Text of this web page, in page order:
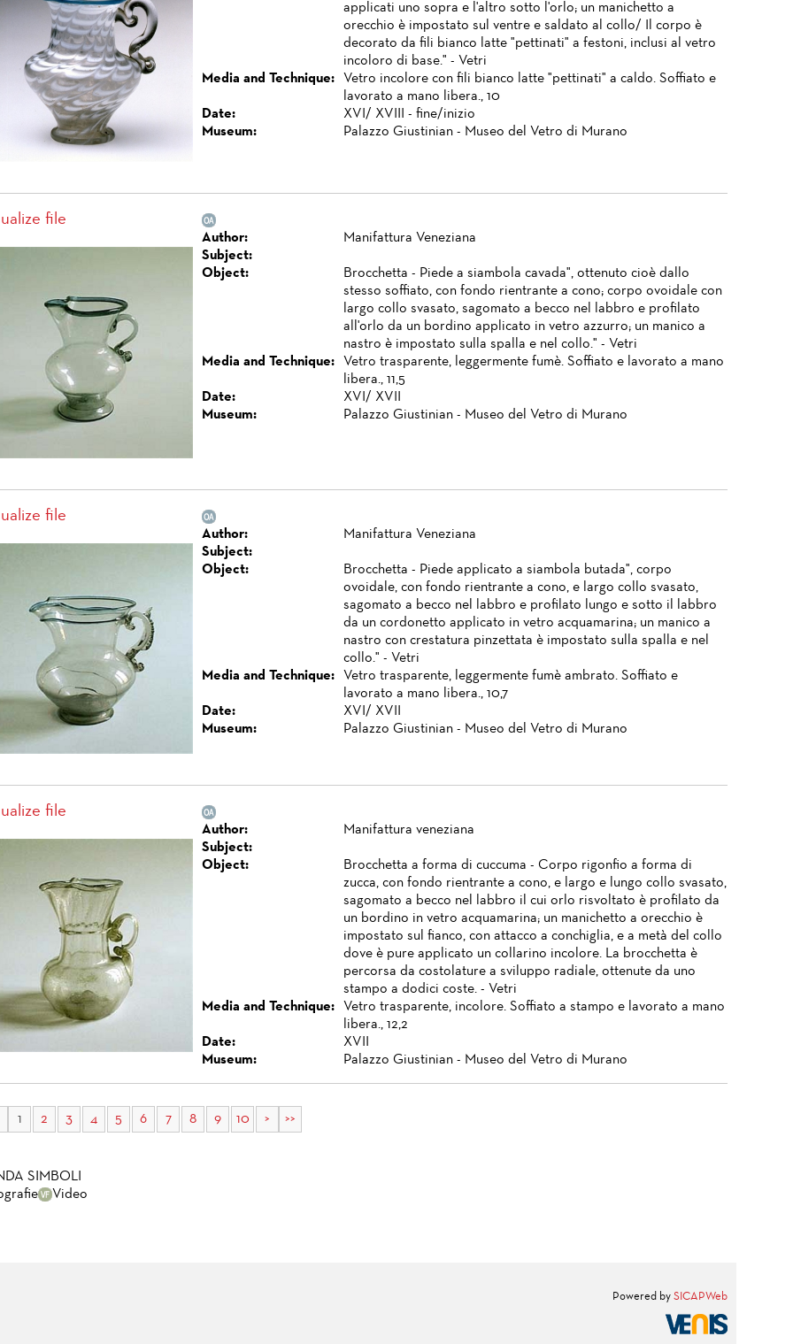
applicati uno sopra e l'altro sotto l'orlo; un manichetto a
orecchio è impostato sul ventre e saldato al collo/ Il corpo è
decorato da fili bianco latte "pettinati" a festoni, inclusi al vetro
incoloro di base." - Vetri
Media and Technique:
Vetro incolore con fili bianco latte "pettinati" a caldo. Soffiato e
lavorato a mano libera., 10
Date:
XVI/ XVIII - fine/inizio
Museum:
Palazzo Giustinian - Museo del Vetro di Murano
file
Author:
Manifattura Veneziana
Subject:
Object:
Brocchetta - Piede a siambola cavada", ottenuto cioè dallo
stesso soffiato, con fondo rientrante a cono; corpo ovoidale con
largo collo svasato, sagomato a becco nel labbro e profilato
all'orlo da un bordino applicato in vetro azzurro; un manico a
nastro è impostato sulla spalla e nel collo." - Vetri
Media and Technique:
Vetro trasparente, leggermente fumè. Soffiato e lavorato a mano
libera., 11,5
Date:
XVI/ XVII
Museum:
Palazzo Giustinian - Museo del Vetro di Murano
file
Author:
Manifattura Veneziana
Subject:
Object:
Brocchetta - Piede applicato a siambola butada", corpo
ovoidale, con fondo rientrante a cono, e largo collo svasato,
sagomato a becco nel labbro e profilato lungo e sotto il labbro
da un cordonetto applicato in vetro acquamarina; un manico a
nastro con crestatura pinzettata è impostato sulla spalla e nel
collo." - Vetri
Media and Technique:
Vetro trasparente, leggermente fumè ambrato. Soffiato e
lavorato a mano libera., 10,7
Date:
XVI/ XVII
Museum:
Palazzo Giustinian - Museo del Vetro di Murano
file
Author:
Manifattura veneziana
Subject:
Object:
Brocchetta a forma di cuccuma - Corpo rigonfio a forma di
zucca, con fondo rientrante a cono, e largo e lungo collo svasato,
sagomato a becco nel labbro il cui orlo risvoltato è profilato da
un bordino in vetro acquamarina; un manichetto a orecchio è
impostato sul fianco, con attacco a conchiglia, e a metà del collo
dove è pure applicato un collarino incolore. La brocchetta è
percorsa da costolature a sviluppo radiale, ottenute da uno
stampo a dodici coste. - Vetri
Media and Technique:
Vetro trasparente, incolore. Soffiato a stampo e lavorato a mano
libera., 12,2
Date:
XVII
Museum:
Palazzo Giustinian - Museo del Vetro di Murano
1 2 3 4 5 6 7 8 9 10 > >>
SIMBOLI
Video
Powered by SICAPWeb